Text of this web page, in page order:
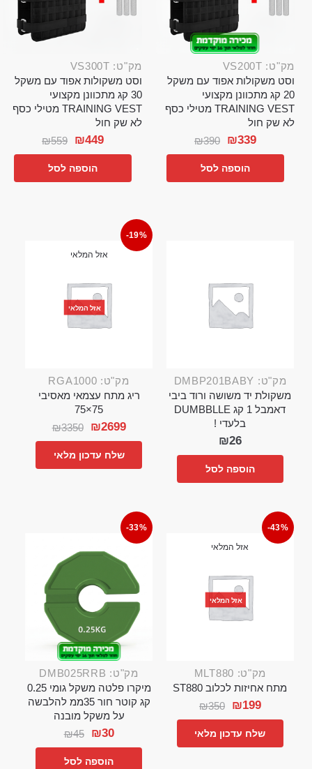
מק"ט: VS200T
וסט משקולות אפוד עם משקל
20 קג מתכוונן מקצועי
TRAINING VEST מטילי כסף
לא שק חול
₪390 ₪339
הוספה לסל
מק"ט: VS300T
וסט משקולות אפוד עם משקל
30 קג מתכוונן מקצועי
TRAINING VEST מטילי כסף
לא שק חול
₪559 ₪449
הוספה לסל
מק"ט: DMBP201BABY
משקולת יד משושה ורוד ביבי
דאמבל 1 קג DUMBBLLE
בלעדי !
₪26
הוספה לסל
-19%
אזל המלאי
אזל המלאי
מק"ט: RGA1000
ריג מתח עצמאי מאסיבי
75×75
₪3350 ₪2699
שלח עדכון מלאי
-43%
אזל המלאי
אזל המלאי
מק"ט: MLT880
מתח אחיזות לכלוב ST880
₪350 ₪199
שלח עדכון מלאי
-33%
מק"ט: DMB025RRB
מיקרו פלטה משקל גומי 0.25
קג קוטר חור 35ממ להלבשה
על משקל מובנה
₪45 ₪30
הוספה לסל